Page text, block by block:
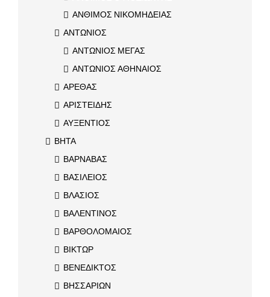
ΑΝΘΙΜΟΣ ΝΙΚΟΜΗΔΕΙΑΣ
ΑΝΤΩΝΙΟΣ
ΑΝΤΩΝΙΟΣ ΜΕΓΑΣ
ΑΝΤΩΝΙΟΣ ΑΘΗΝΑΙΟΣ
ΑΡΕΘΑΣ
ΑΡΙΣΤΕΙΔΗΣ
ΑΥΞΕΝΤΙΟΣ
ΒΗΤΑ
ΒΑΡΝΑΒΑΣ
ΒΑΣΙΛΕΙΟΣ
ΒΛΑΣΙΟΣ
ΒΑΛΕΝΤΙΝΟΣ
ΒΑΡΘΟΛΟΜΑΙΟΣ
ΒΙΚΤΩΡ
ΒΕΝΕΔΙΚΤΟΣ
ΒΗΣΣΑΡΙΩΝ